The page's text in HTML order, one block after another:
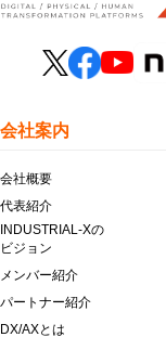
会社案内
会社概要
代表紹介
INDUSTRIAL-Xの
ビジョン
メンバー紹介
パートナー紹介
DX/AXとは